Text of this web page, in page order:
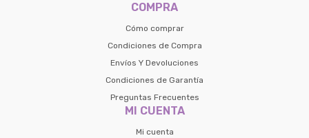
COMPRA
Cómo comprar
Condiciones de Compra
Envíos Y Devoluciones
Condiciones de Garantía
Preguntas Frecuentes
MI CUENTA
Mi cuenta